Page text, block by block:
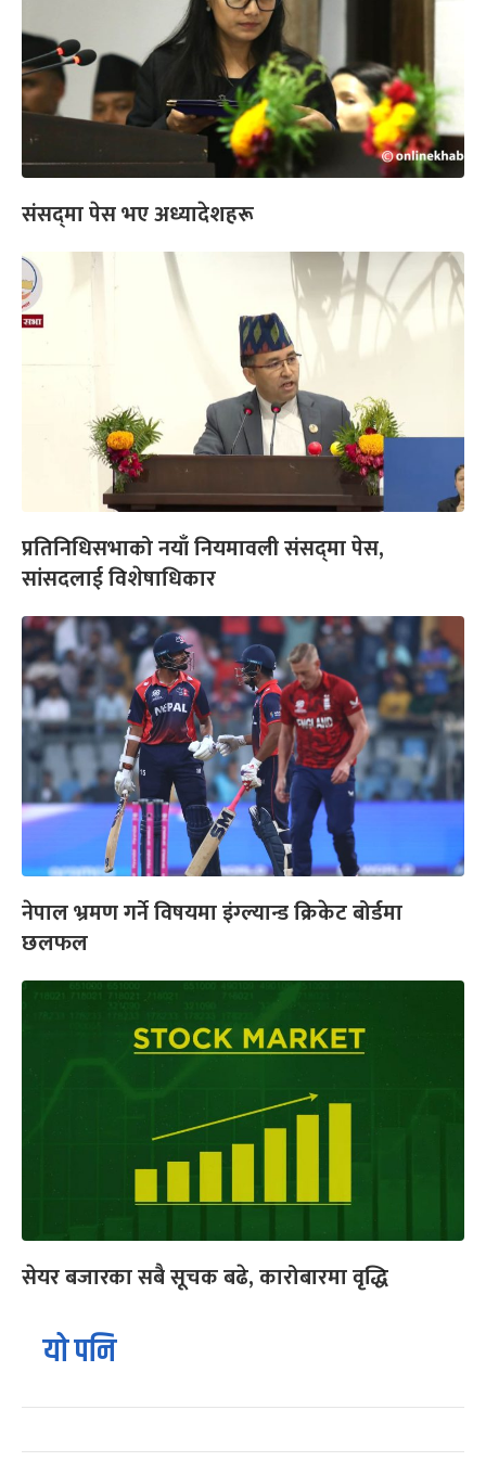
संसद्‌मा पेस भए अध्यादेशहरू
प्रतिनिधिसभाको नयाँ नियमावली संसद्‌मा पेस,
सांसदलाई विशेषाधिकार
नेपाल भ्रमण गर्ने विषयमा इंग्ल्यान्ड क्रिकेट बोर्डमा
छलफल
सेयर बजारका सबै सूचक बढे, कारोबारमा वृद्धि
यो पनि